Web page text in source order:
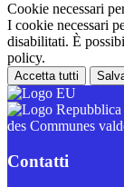
Cookie necessari
I cookie necessari
disabilitati. È
policy.
Accetta tutti
des Communes
Contatti